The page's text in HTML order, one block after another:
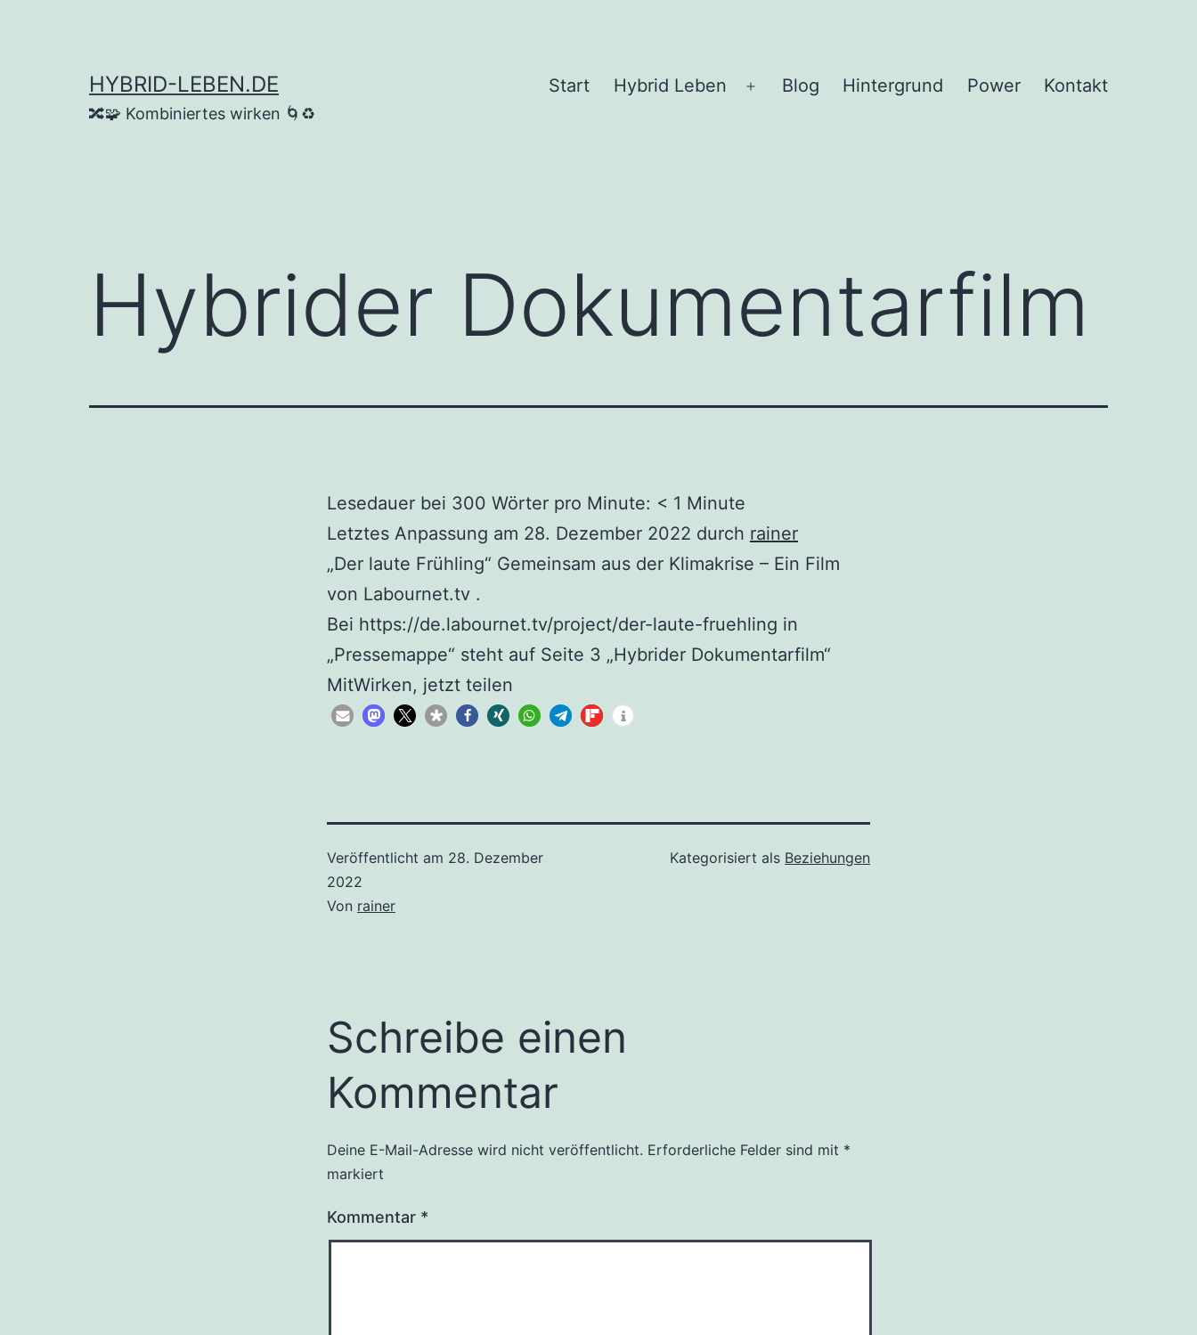
HYBRID-LEBEN.DE
🔀🧩 Kombiniertes wirken 🌀♻️
Start Hybrid Leben
Menü
Blog Hintergrund Power Kontakt
Hybrider Dokumentarfilm
Lesedauer bei 300 Wörter pro Minute: < 1 Minute
Letztes Anpassung am 28. Dezember 2022 durch rainer
„Der laute Frühling“ Gemeinsam aus der Klimakrise – Ein Film
von Labournet.tv .
Bei https://de.labournet.tv/project/der-laute-fruehling in
„Pressemappe“ steht auf Seite 3 „Hybrider Dokumentarfilm“
MitWirken, jetzt teilen
Veröffentlicht am 28. Dezember
2022
Von rainer
Kategorisiert als Beziehungen
Schreibe einen
Kommentar
Deine E-Mail-Adresse wird nicht veröffentlicht. Erforderliche Felder sind mit *
markiert
Kommentar *